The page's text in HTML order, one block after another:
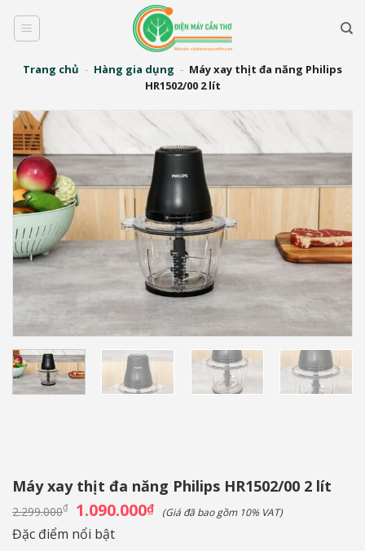
qua
dungTrang chủ - Hàng gia dụng - Máy xay thịt đa năng Philips
HR1502/00 2 lít
Máy xay thịt đa năng Philips HR1502/00 2 lít
2.299.000₫ Giá
gốc
là:
2.299.000₫.
1.090.000₫Giá
hiện
(Giá đã bao gồm 10% VAT)
Đặc điểm nổi bật